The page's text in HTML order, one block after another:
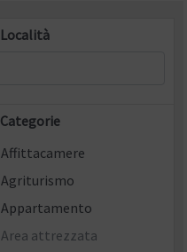
Località
Categorie
Affittacamere
Agriturismo
Appartamento
Area attrezzata